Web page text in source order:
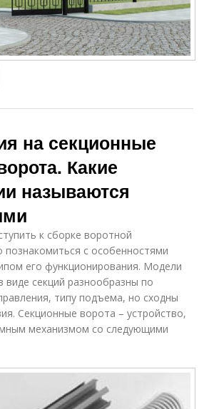
на секционные
Какие
называются
к сборке воротной
познакомиться с особенностями
его функционирования. Модели
секций разнообразны по
типу подъема, но сходны
Секционные ворота – устройство,
механизмом со следующими